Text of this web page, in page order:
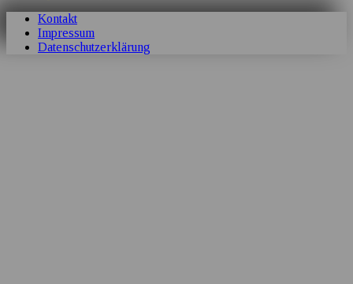
Kontakt
Impressum
Datenschutzerklärung